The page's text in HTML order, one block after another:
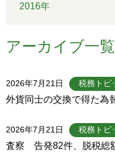
2016年
アーカイブ一
2026年7月21日 税務トピ
外貨同士の交換で得た為
2026年7月21日 税務トピ
査察 告発82件、脱税総